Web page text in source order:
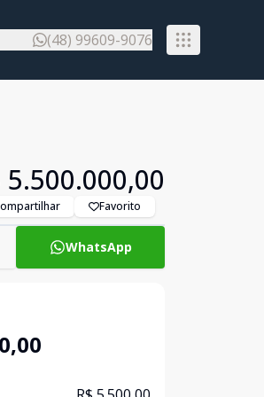
(48) 99609-9076
5.500.000,00
Favorito
WhatsApp